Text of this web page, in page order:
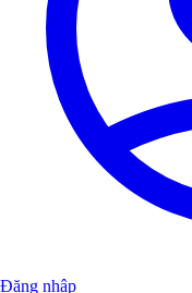
Đăng nhập